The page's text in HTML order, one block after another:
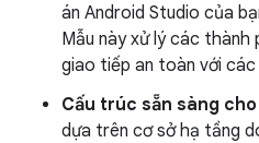
án Android Studio của
Mẫu này xử lý các
giao tiếp an toàn với các
Cấu trúc sẵn sàng
dựa trên cơ sở hạ tầng